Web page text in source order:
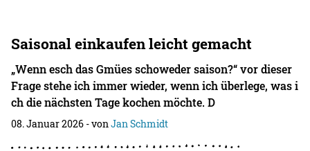
Saisonal einkaufen leicht gemacht
„Wenn esch das Gmües schoweder saison?“ vor dieser
Frage stehe ich immer wieder, wenn ich überlege, was i
ch die nächsten Tage kochen möchte. D
08. Januar 2026 - vonJan Schmidt